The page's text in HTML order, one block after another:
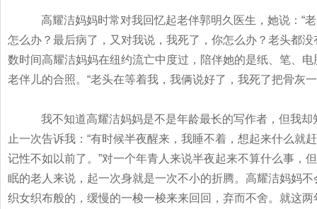
高耀洁妈妈时常对我回忆起老伴郭明久医生，她说：“
怎么办？最后病了，又对我说，我死了，你怎么办？老头都没
数时间高耀洁妈妈在纽约流亡中度过，陪伴她的是纸、笔、
老伴儿的合照。 “老头在等着我，我俩说好了，我死了把骨灰
我不知道高耀洁妈妈是不是年龄最长的写作者，但我
止一次告诉我： “有时候半夜醒来，我睡不着，想起来什么就
记性不如以前了。 ”对一个年青人来说半夜起来不算什么事，
眠的老人来说，起一次身就是一次不小的折腾。高耀洁妈妈
织女织布般的，缓慢的一梭一梭来来回回，弃而不舍。就这